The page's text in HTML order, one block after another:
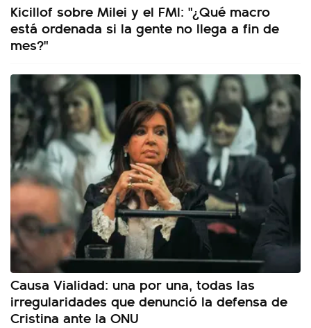
Kicillof sobre Milei y el FMI: "¿Qué macro
está ordenada si la gente no llega a fin de
mes?"
Causa Vialidad: una por una, todas las
irregularidades que denunció la defensa de
Cristina ante la ONU